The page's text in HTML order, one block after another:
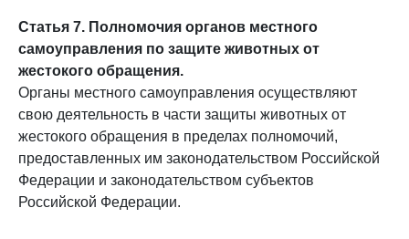
Статья 7. Полномочия органов местного
самоуправления по защите животных от
жестокого обращения.
Органы местного самоуправления осуществляют
свою деятельность в части защиты животных от
жестокого обращения в пределах полномочий,
предоставленных им законодательством Российской
Федерации и законодательством субъектов
Российской Федерации.